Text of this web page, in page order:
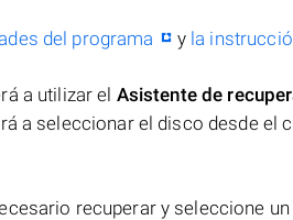
del programa y la
a utilizar el Asistente de
a seleccionar el disco desde el
recuperar y seleccione